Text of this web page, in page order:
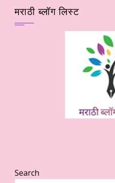
मराठी ब्लॉग लिस्ट
Search